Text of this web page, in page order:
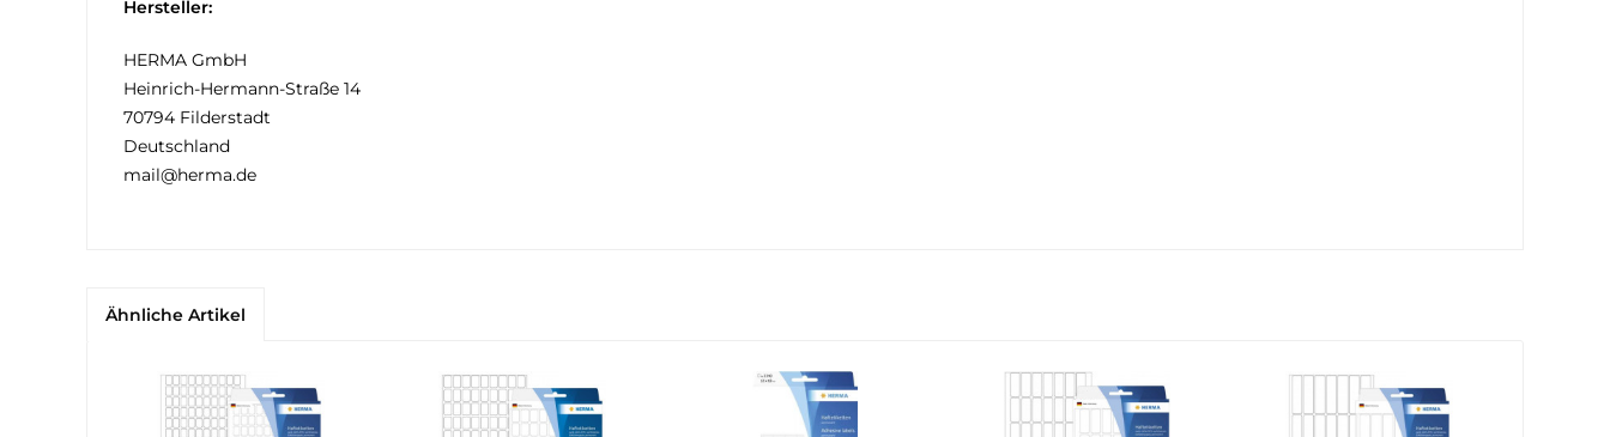
Hersteller:
HERMA GmbH
Heinrich-Hermann-Straße 14
70794 Filderstadt
Deutschland
mail@herma.de
Ähnliche Artikel